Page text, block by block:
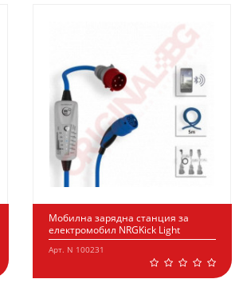
Мобилна зарядна станция за
електромобил NRGKick Light
Арт. N 100231